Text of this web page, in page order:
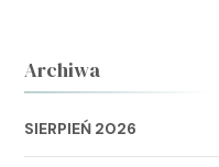
Archiwa
SIERPIEŃ 2026